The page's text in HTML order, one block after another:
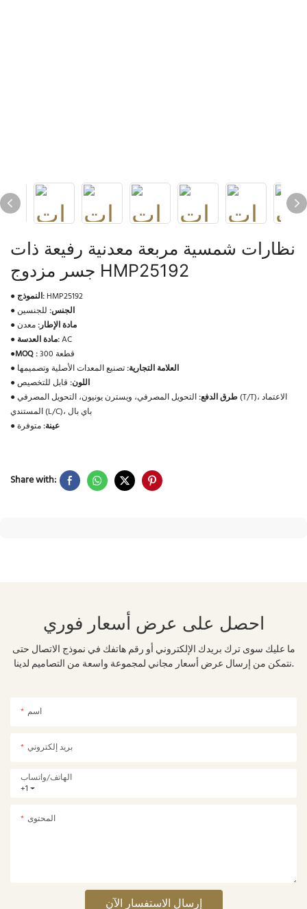
نظارات شمسية مربعة معدنية رفيعة ذات
جسر مزدوج HMP25192
● النموذج: HMP25192
●
الجنس: للجنسين
●
مادة الإطار:معدن
●
مادة العدسة:AC
●MOQ :
300 قطعة
●
العلامة التجارية:تصنيع المعدات الأصلية وتصميمها
●
اللون: قابل للتخصيص
●
طرق الدفع:التحويل المصرفي، ويسترن يونيون، التحويل المصرفي (T/T)، الاعتماد
المستندي (L/C)، باي بال
●
عينة:متوفرة
Share with:
احصل على عرض أسعار فوري
ما عليك سوى ترك بريدك الإلكتروني أو رقم هاتفك في نموذج الاتصال حتى
نتمكن من إرسال عرض أسعار مجاني لمجموعة واسعة من التصاميم لدينا.
اسم
بريد إلكتروني
+1
الهاتف/واتساب
المحتوى
إرسال الاستفسار الآن